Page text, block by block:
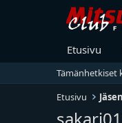
Etusivu
Tämänhetkiset
Etusivu